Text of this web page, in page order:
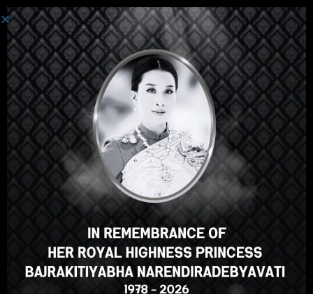
စနစ်ကို ဝင်ပါသည်။
ဟေ့အဲဒီမှာ၊အလွန်ကြီးစွာသော
သင်တန်း၊မှန်သော? သင်ကဲ့သို့ဤ
အသင်တန်းအမှတ်စဥ်?
ENROLL COURSE
Select your language
English ภาษาไทย